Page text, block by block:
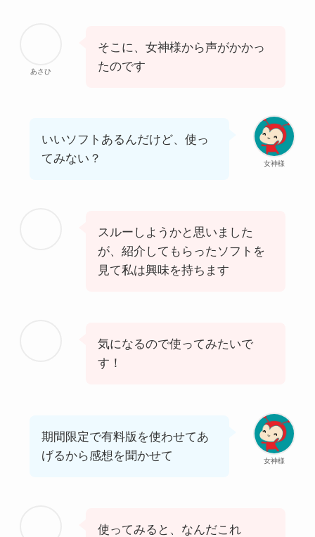
あさひ
そこに、女神様から声がかかっ
たのです
女神様
いいソフトあるんだけど、使っ
てみない？
スルーしようかと思いました
が、紹介してもらったソフトを
見て私は興味を持ちます
気になるので使ってみたいで
す！
女神様
期間限定で有料版を使わせてあ
げるから感想を聞かせて
使ってみると、なんだこれ